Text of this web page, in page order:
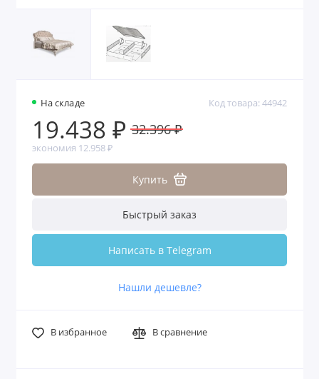
На складе Код товара: 44942
19.438 ₽ 32.396 ₽
экономия 12.958 ₽
Купить
Быстрый заказ
Написать в Telegram
Нашли дешевле?
В избранное В сравнение